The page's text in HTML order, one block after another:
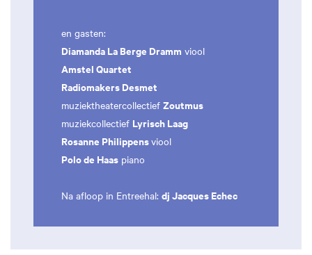
en gasten:
Diamanda La Berge Dramm viool
Amstel Quartet
Radiomakers Desmet
muziektheatercollectief Zoutmus
muziekcollectief Lyrisch Laag
Rosanne Philippensviool
Polo de Haas piano
Na afloop in Entreehal: djJacques Echec